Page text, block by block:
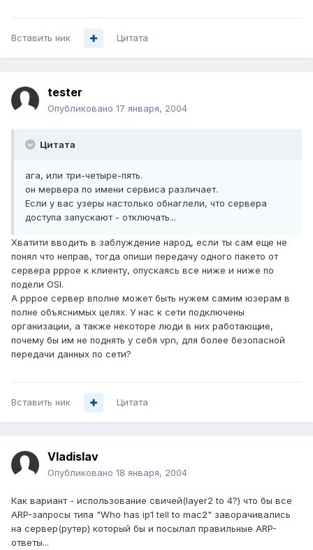
Вставить ник Цитата
tester
Опубликовано 17 января, 2004
Цитата
ага, или три-четыре-пять.
он мервера по имени сервиса различает.
Если у вас узеры настолько обнаглели, что сервера
доступа запускают - отключать...
Хватити вводить в заблуждение народ, если ты сам еще не
понял что неправ, тогда опиши передачу одного пакето от
сервера pppoe к клиенту, опускаясь все ниже и ниже по
подели OSI.
А pppoe сервер вполне может быть нужем самим юзерам в
полне объяснимых целях. У нас к сети подключены
организации, а также некоторе люди в них работающие,
почему бы им не поднять у себя vpn, для более безопасной
передачи данных по сети?
Вставить ник Цитата
Vladislav
Опубликовано 18 января, 2004
Как вариант - использование свичей(layer2 to 4?) что бы все
ARP-запросы типа "Who has ip1 tell to mac2" заворачивались
на сервер(рутер) который бы и посылал правильные ARP-
ответы...